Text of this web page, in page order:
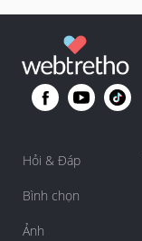
Hỏi & Đáp
Bình chọn
Ảnh